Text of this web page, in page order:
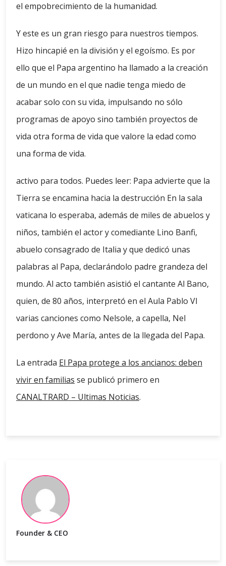
el empobrecimiento de la humanidad.
Y este es un gran riesgo para nuestros tiempos.
Hizo hincapié en la división y el egoísmo. Es por
ello que el Papa argentino ha llamado a la creación
de un mundo en el que nadie tenga miedo de
acabar solo con su vida, impulsando no sólo
programas de apoyo sino también proyectos de
vida otra forma de vida que valore la edad como
una forma de vida.
activo para todos. Puedes leer: Papa advierte que la
Tierra se encamina hacia la destrucción En la sala
vaticana lo esperaba, además de miles de abuelos y
niños, también el actor y comediante Lino Banfi,
abuelo consagrado de Italia y que dedicó unas
palabras al Papa, declarándolo padre grandeza del
mundo. Al acto también asistió el cantante Al Bano,
quien, de 80 años, interpretó en el Aula Pablo VI
varias canciones como Nelsole, a capella, Nel
perdono y Ave María, antes de la llegada del Papa.
La entrada El Papa protege a los ancianos: deben
vivir en familias se publicó primero en
CANALTRARD – Ultimas Noticias.
Founder & CEO